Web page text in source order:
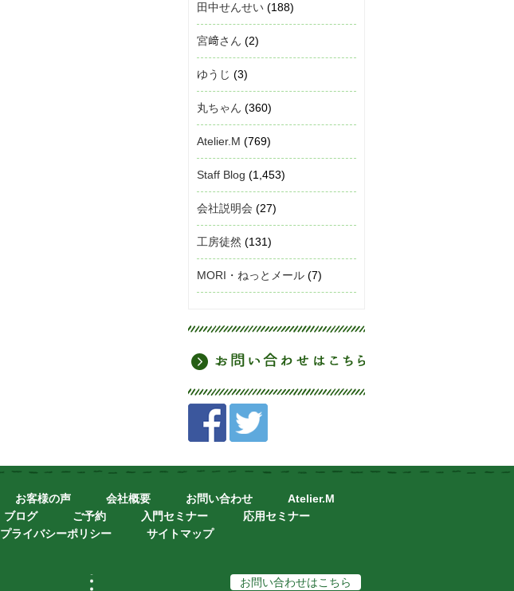
田中せんせい (188)
宮﨑さん (2)
ゆうじ (3)
丸ちゃん (360)
Atelier.M (769)
Staff Blog (1,453)
会社説明会 (27)
工房徒然 (131)
MORI・ねっとメール (7)
お客様の声 会社概要 お問い合わせ
Atelier.M
ブログ ご予約 入門セミナー
応用セミナー
プライバシーポリシー サイトマップ
お問い合わせはこちら